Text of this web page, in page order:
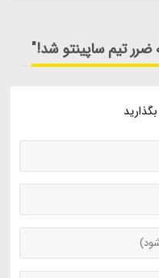
ضرر تیم ساپینتو شد!"